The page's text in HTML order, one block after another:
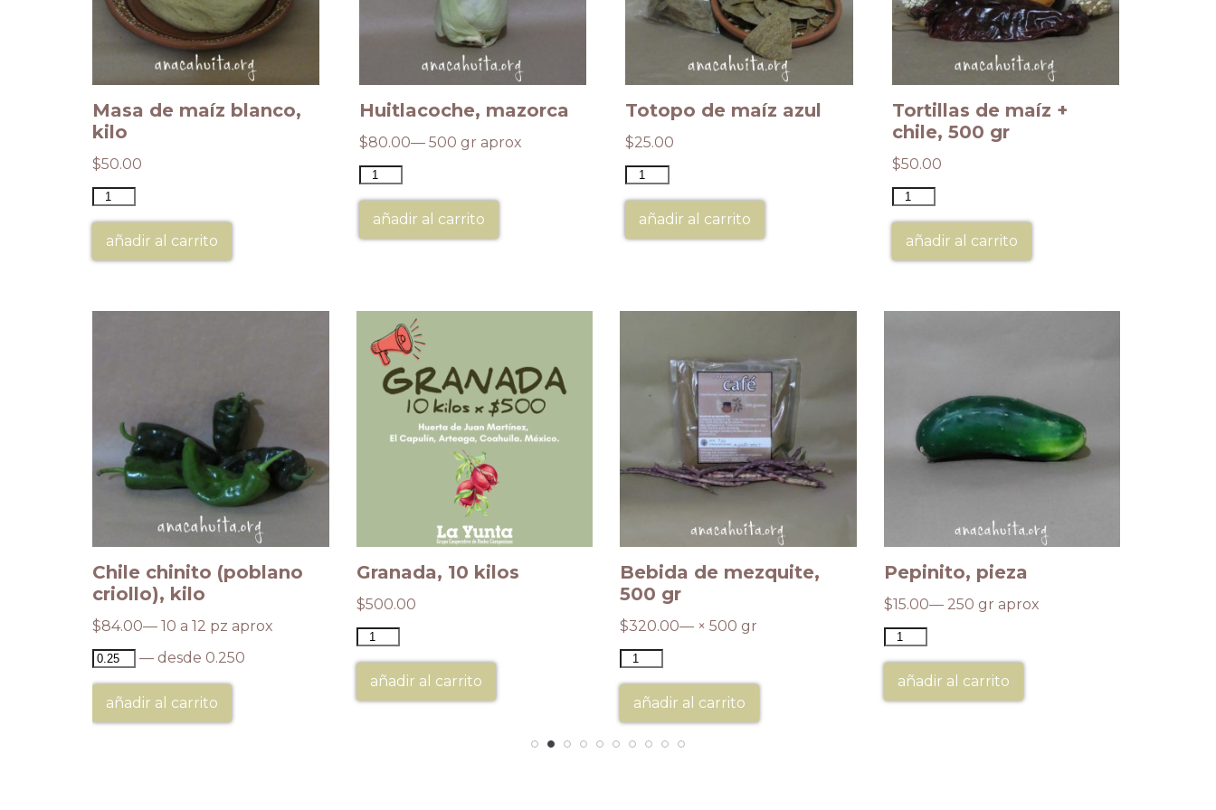
Masa de maíz blanco,
kilo
$50.00
añadir al carrito
Huitlacoche, mazorca
$80.00— 500 gr aprox
añadir al carrito
Totopo de maíz azul
$25.00
añadir al carrito
Tortillas de maíz +
chile, 500 gr
$50.00
añadir al carrito
Chile chinito (poblano
criollo), kilo
$84.00— 10 a 12 pz aprox
— desde 0.250
añadir al carrito
Granada, 10 kilos
$500.00
añadir al carrito
Bebida de mezquite,
500 gr
$320.00— × 500 gr
añadir al carrito
Pepinito, pieza
$15.00— 250 gr aprox
añadir al carrito